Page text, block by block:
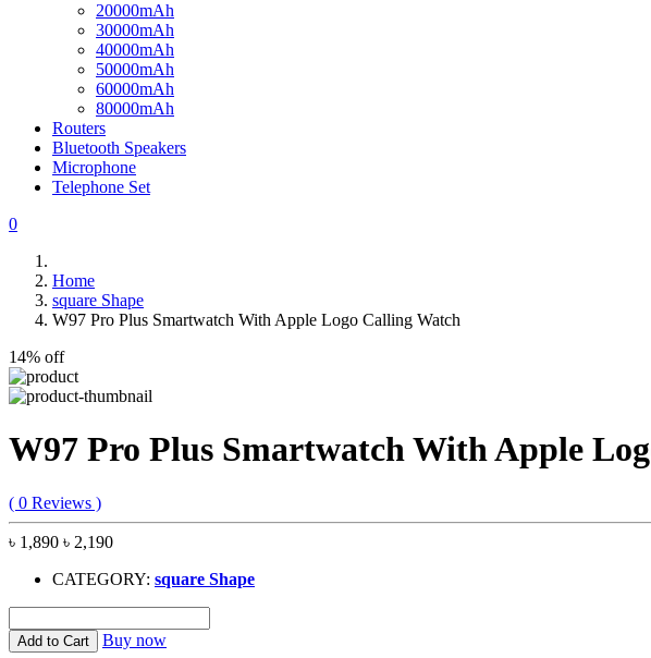
20000mAh
30000mAh
40000mAh
50000mAh
60000mAh
80000mAh
Routers
Bluetooth Speakers
Microphone
Telephone Set
0
Home
square Shape
W97 Pro Plus Smartwatch With Apple Logo Calling Watch
14% off
W97 Pro Plus Smartwatch With Apple
( 0 Reviews )
৳ 1,890 ৳ 2,190
CATEGORY: square Shape
Add to Cart Buy now